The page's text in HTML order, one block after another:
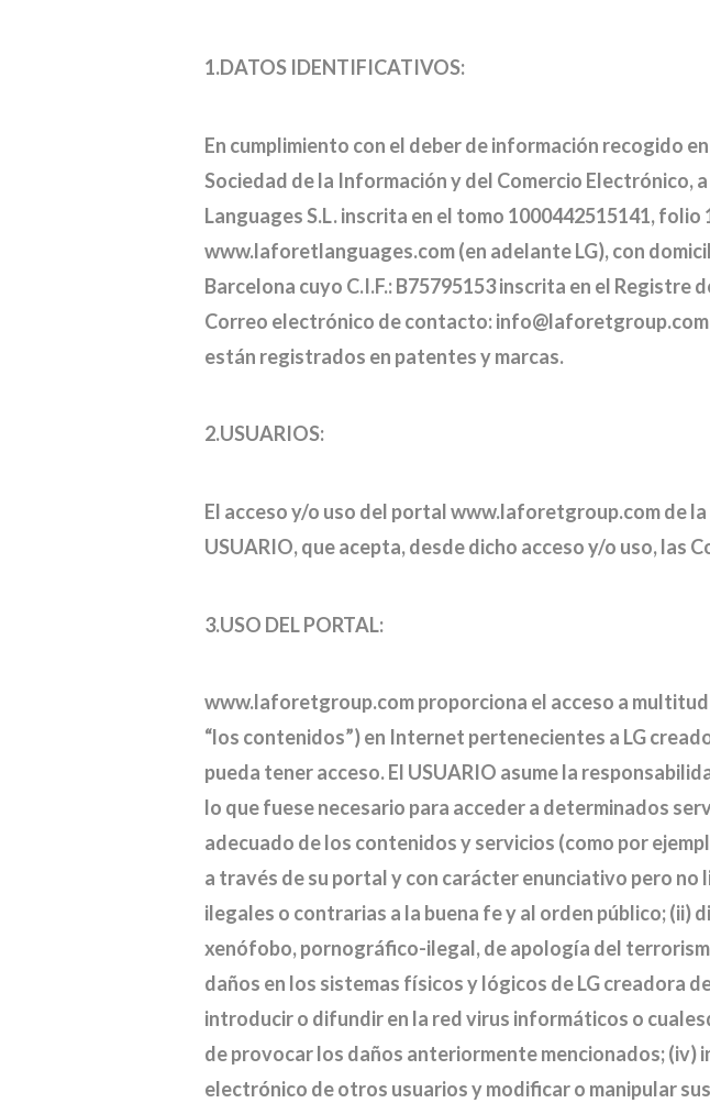
1.DATOS IDENTIFICATIVOS:
En cumplimiento con el deber de información recogido
Sociedad de la Información y del Comercio
Languages S.L. inscrita en el tomo 1000442515141,
www.laforetlanguages.com (en adelante LG), con
Barcelona cuyo C.I.F.: B75795153 inscrita en el Registre
Correo electrónico de contacto:
están registrados en patentes y marcas.
2.USUARIOS:
El acceso y/o uso del portal www.laforetgroup.com de
USUARIO, que acepta, desde dicho acceso y/o uso, las
3.USO DEL PORTAL:
www.laforetgroup.com proporciona el acceso a
“los contenidos”) en Internet pertenecientes a LG
pueda tener acceso. El USUARIO asume la
lo que fuese necesario para acceder a determinados
adecuado de los contenidos y servicios (como por
a través de su portal y con carácter enunciativo pero
ilegales o contrarias a la buena fe y al orden público;
xenófobo, pornográfico-ilegal, de apología del
daños en los sistemas físicos y lógicos de LG creadora
introducir o difundir en la red virus informáticos o
de provocar los daños anteriormente mencionados; (iv)
electrónico de otros usuarios y modificar o manipular